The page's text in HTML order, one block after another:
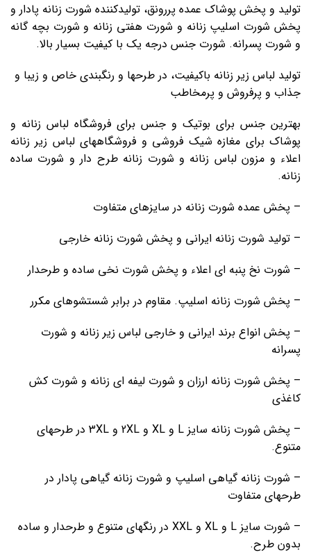
تولید و پخش پوشاک عمده پررونق، تولیدکننده شورت زنانه پادار و
پخش شورت اسلیپ زنانه و شورت هفتی زنانه و شورت بچه گانه
و شورت پسرانه. شورت جنس درجه یک با کیفیت بسیار بالا.
تولید لباس زیر زنانه باکیفیت، در طرحها و رنگبندی خاص و زیبا و
جذاب و پرفروش و پرمخاطب
بهترین جنس برای بوتیک و جنس برای فروشگاه لباس زنانه و
پوشاک برای مغازه شیک فروشی و فروشگاههای لباس زیر زنانه
اعلاء و مزون لباس زنانه و شورت زنانه طرح دار و شورت ساده
زنانه.
– پخش عمده شورت زنانه در سایزهای متفاوت
– تولید شورت زنانه ایرانی و پخش شورت زنانه خارجی
– شورت نخ پنبه ای اعلاء و پخش شورت نخی ساده و طرحدار
– پخش شورت زنانه اسلیپ. مقاوم در برابر شستشوهای مکرر
– پخش انواع برند ایرانی و خارجی لباس زیر زنانه و شورت
پسرانه
– پخش شورت زنانه ارزان و شورت لیفه ای زنانه و شورت کش
کاغذی
– پخش شورت زنانه سایز L و XL و 2XL و 3XL در طرحهای
متنوع.
– شورت زنانه گیاهی اسلیپ و شورت زنانه گیاهی پادار در
طرحهای متفاوت
– شورت سایز L و XL و XXL در رنگهای متنوع و طرحدار و ساده
بدون طرح.